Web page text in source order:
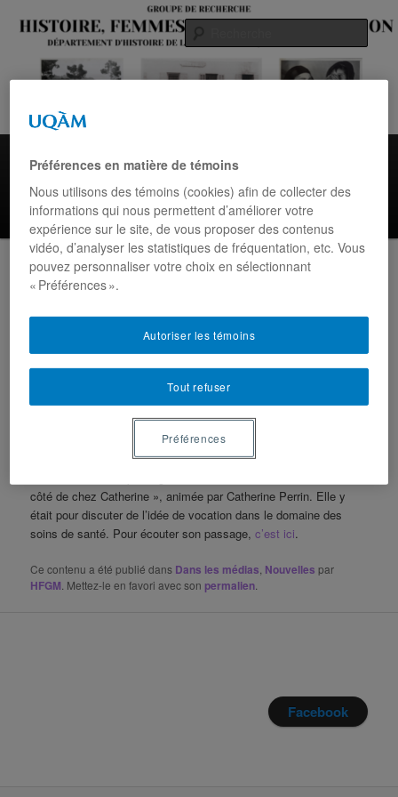
principal
principal
Équipe Yolande Cohen Colloques Calendrier
Contact
Navigation
des
←Précédent
Yolande Cohen à l’émission
de Catherine Perrin
HFGM
côté de chez Catherine », animée par Catherine Perrin. Elle y
était pour discuter de l’idée de vocation dans le domaine des
soins de santé. Pour écouter son passage,c’est ici.
Ce contenu a été publié dans Dans les médias Nouvelles par
HFGM . Mettez-le en favori avec son permalien
Facebook
Préférences en matière de témoins
Nous utilisons des témoins (cookies) afin de collecter des
informations qui nous permettent d’améliorer votre
expérience sur le site, de vous proposer des contenus
vidéo, d’analyser les statistiques de fréquentation, etc. Vous
pouvez personnaliser votre choix en sélectionnant
« Préférences ».
Tout refuser
Autoriser les témoins
Préférences